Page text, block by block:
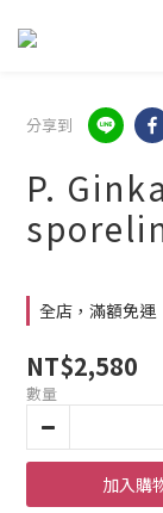
分享到
P.
全店，滿額免運
NT$2,580
數量
加入購